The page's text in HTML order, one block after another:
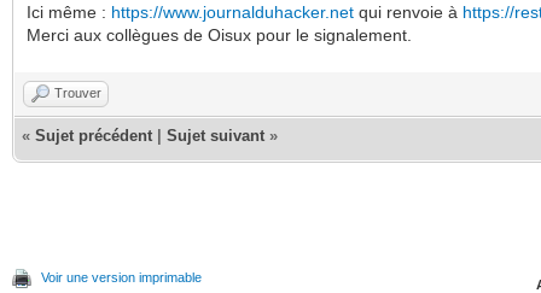
Ici même : https://www.journalduhacker.net qui renvoie à https://
Merci aux collègues de Oisux pour le signalement.
Trouver
« Sujet précédent Sujet suivant »
Voir une version imprimable